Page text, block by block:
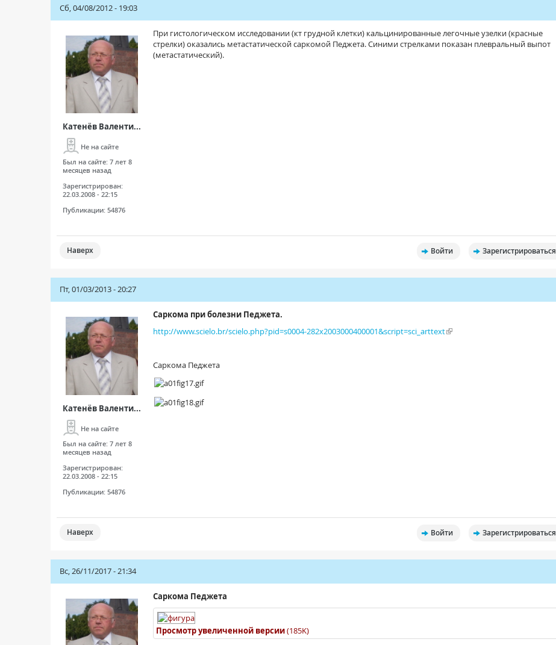
Сб, 04/08/2012 - 19:03
Катенёв Валенти...
Не на сайте
Был на сайте: 7 лет 8
месяцев назад
Зарегистрирован:
22.03.2008 - 22:15
Публикации: 54876
При гистологическом исследовании (кт грудной клетки) кальцинированные легочные узелки (красные
стрелки) оказались метастатической саркомой Педжета. Синими стрелками показан плевральный выпот
(метастатический).
Наверх Войти Зарегистрироваться
Пт, 01/03/2013 - 20:27
Катенёв Валенти...
Не на сайте
Был на сайте: 7 лет 8
месяцев назад
Зарегистрирован:
22.03.2008 - 22:15
Публикации: 54876
Саркома при болезни Педжета.
http://www.scielo.br/scielo.php?pid=s0004-282x2003000400001&script=sci_arttext
Саркома Педжета
Наверх Войти Зарегистрироваться
Вс, 26/11/2017 - 21:34
Саркома Педжета
Просмотр увеличенной версии(185K)